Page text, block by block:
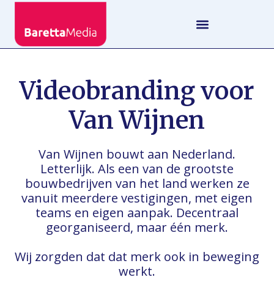
Videobranding voor
Van Wijnen
Van Wijnen bouwt aan Nederland.
Letterlijk. Als een van de grootste
bouwbedrijven van het land werken ze
vanuit meerdere vestigingen, met eigen
teams en eigen aanpak. Decentraal
georganiseerd, maar één merk.
Wij zorgden dat dat merk ook in beweging
werkt.